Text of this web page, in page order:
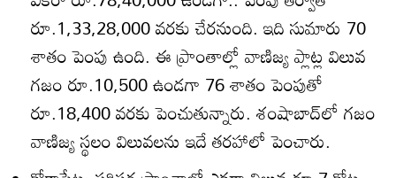
రూ.1,33,28,000 వరకు చేరనుంది. ఇది సుమారు 70
శాతం పెంపు ఉంది. ఈ ప్రాంతాల్లో వాణిజ్య ప్లాట్ల విలువ
గజం రూ.10,500 ఉండగా 76 శాతం పెంపుతో
రూ.18,400 వరకు పెంచుతున్నారు. శంషాబాద్‌లో గజం
వాణిజ్య స్థలం విలువలను ఇదే తరహాలో పెంచారు.